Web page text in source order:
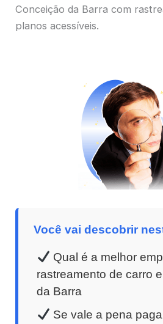
Conceição da Barra com
planos acessíveis.
Você vai descobrir
Qual é a melhor
rastreamento de carro
da Barra
Se vale a pena